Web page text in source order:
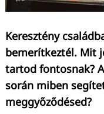
Keresztény
bemerítkeztél. Mit
tartod fontosnak?
során miben
meggyőződésed?